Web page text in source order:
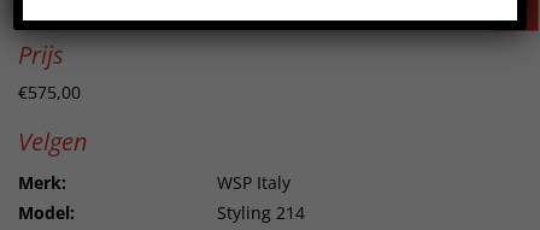
Prijs
€575,00
Velgen
Merk:
WSP Italy
Model:
Styling 214